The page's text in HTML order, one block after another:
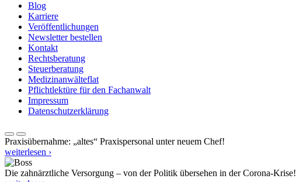
Blog
Karriere
Veröffentlichungen
Newsletter bestellen
Kontakt
Rechtsberatung
Steuerberatung
Medizinanwälteflat
Pflichtlektüre für den Fachanwalt
Impressum
Datenschutzerklärung
Praxisübernahme: „altes“ Praxispersonal unter neuem Chef!
weiterlesen ›
Die zahnärztliche Versorgung – von der Politik übersehen in der Corona-Krise!